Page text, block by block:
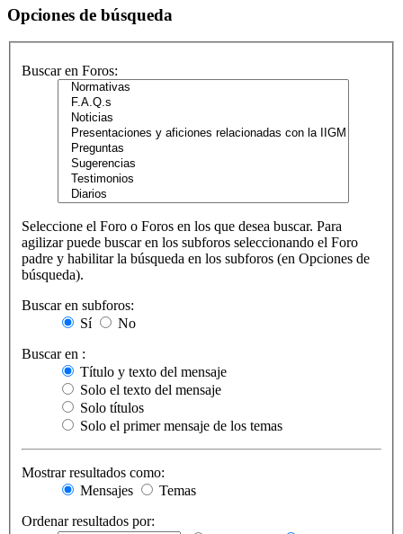
Opciones de búsqueda
Buscar en Foros:
Seleccione el Foro o Foros en los que desea buscar. Para
agilizar puede buscar en los subforos seleccionando el Foro
padre y habilitar la búsqueda en los subforos (en Opciones de
búsqueda).
Buscar en subforos:
Sí
No
Buscar en :
Título y texto del mensaje
Solo el texto del mensaje
Solo títulos
Solo el primer mensaje de los temas
Mostrar resultados como:
Mensajes
Temas
Ordenar resultados por: